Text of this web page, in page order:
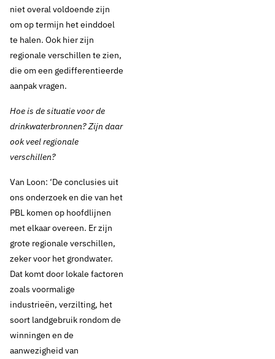
niet overal voldoende zijn
om op termijn het einddoel
te halen. Ook hier zijn
regionale verschillen te zien,
die om een gedifferentieerde
aanpak vragen.
Hoe is de situatie voor de
drinkwaterbronnen? Zijn daar
ook veel regionale
verschillen?
Van Loon: ‘De conclusies uit
ons onderzoek en die van het
PBL komen op hoofdlijnen
met elkaar overeen. Er zijn
grote regionale verschillen,
zeker voor het grondwater.
Dat komt door lokale factoren
zoals voormalige
industrieën, verzilting, het
soort landgebruik rondom de
winningen en de
aanwezigheid van